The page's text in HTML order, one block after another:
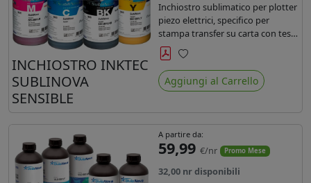
INCHIOSTRO INKTEC
SUBLINOVA
SENSIBLE
Inchiostro sublimatico per plotter
piezo elettrici, specifico per
stampa transfer su carta con teste
Epson EPS3200, 5113, dx4 e dx5.
Ecologico, conforme alla
normativa Reach e Oeko-Tex.
Preferiti
Aggiungi al Carrello
A partire da:
59,99 €/nr Promo Mese
32,00 nr disponibili